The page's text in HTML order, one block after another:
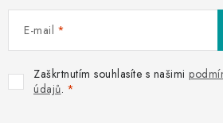
E-mail
Zaškrtnutím souhlasíte s našimi
údajů.